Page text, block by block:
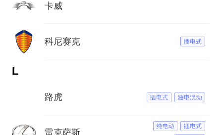
卡威
科尼赛克
L
路虎
雷克萨斯